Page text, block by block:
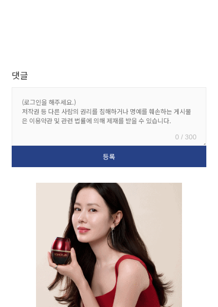
댓글
0 / 300